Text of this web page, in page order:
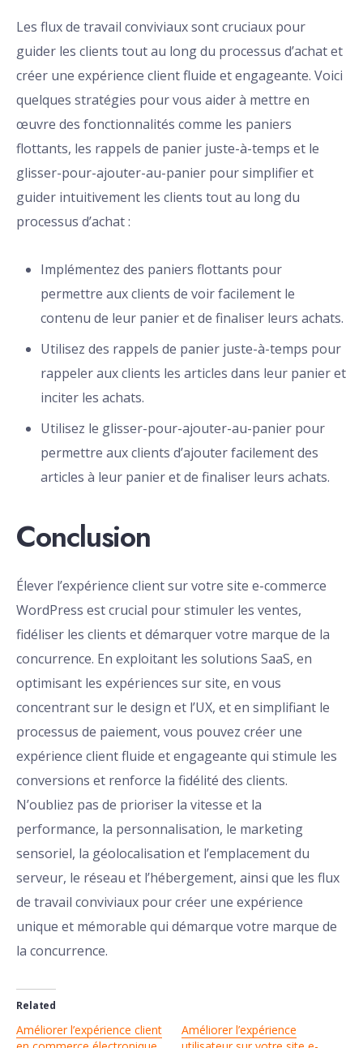
Les flux de travail conviviaux sont cruciaux pour
guider les clients tout au long du processus d’achat et
créer une expérience client fluide et engageante. Voici
quelques stratégies pour vous aider à mettre en
œuvre des fonctionnalités comme les paniers
flottants, les rappels de panier juste-à-temps et le
glisser-pour-ajouter-au-panier pour simplifier et
guider intuitivement les clients tout au long du
processus d’achat :
Implémentez des paniers flottants pour
permettre aux clients de voir facilement le
contenu de leur panier et de finaliser leurs achats.
Utilisez des rappels de panier juste-à-temps pour
rappeler aux clients les articles dans leur panier et
inciter les achats.
Utilisez le glisser-pour-ajouter-au-panier pour
permettre aux clients d’ajouter facilement des
articles à leur panier et de finaliser leurs achats.
Conclusion
Élever l’expérience client sur votre site e-commerce
WordPress est crucial pour stimuler les ventes,
fidéliser les clients et démarquer votre marque de la
concurrence. En exploitant les solutions SaaS, en
optimisant les expériences sur site, en vous
concentrant sur le design et l’UX, et en simplifiant le
processus de paiement, vous pouvez créer une
expérience client fluide et engageante qui stimule les
conversions et renforce la fidélité des clients.
N’oubliez pas de prioriser la vitesse et la
performance, la personnalisation, le marketing
sensoriel, la géolocalisation et l’emplacement du
serveur, le réseau et l’hébergement, ainsi que les flux
de travail conviviaux pour créer une expérience
unique et mémorable qui démarque votre marque de
la concurrence.
Related
Améliorer l’expérience client
Améliorer l’expérience